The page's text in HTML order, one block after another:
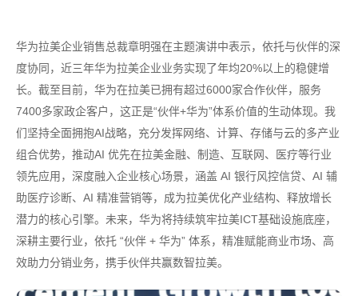
华为拉美企业销售总裁章明强在主题演讲中表示，依托与伙伴的深
度协同，近三年华为拉美企业业务实现了年均20%以上的稳健增
长。截至目前，华为在拉美已拥有超过6000家合作伙伴，服务
7400多家政企客户，这正是“伙伴+华为”体系价值的生动体现。我
们坚持全面拥抱AI战略，充分发挥网络、计算、存储与云的多产业
组合优势，推动AI 优先在拉美金融、制造、互联网、医疗等行业
领先应用，深度融入企业核心场景，涵盖 AI 银行风控信贷、AI 辅
助医疗诊断、AI 精准营销等，成为拉美优化产业结构、释放增长
潜力的核心引擎。未来，华为将持续筑牢拉美ICT基础设施底座，
深耕主要行业 ，依托 “伙伴 + 华为” 体系，精准赋能商业市场、高
效助力分销业务，携手伙伴共赢数智拉美。